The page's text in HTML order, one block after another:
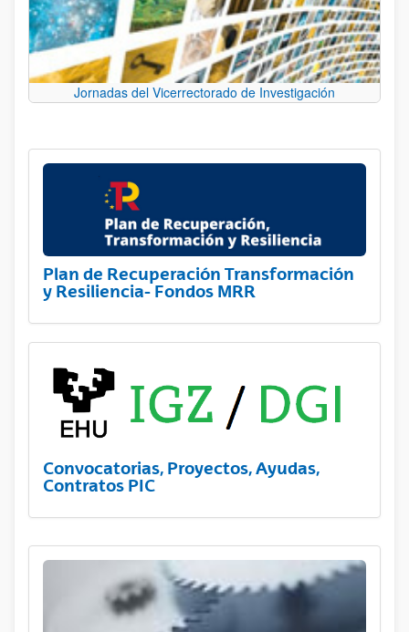
Jornadas del Vicerrectorado de Investigación
Plan de Recuperación Transformación
y Resiliencia- Fondos MRR
Convocatorias, Proyectos, Ayudas,
Contratos PIC